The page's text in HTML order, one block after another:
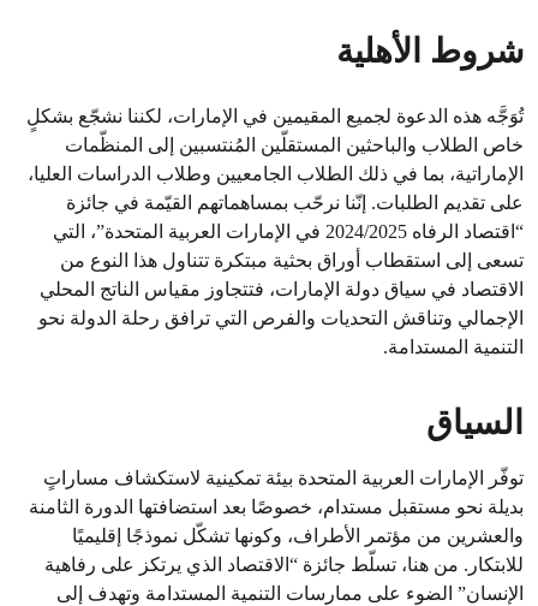
شروط الأهلية
تُوَجَّه هذه الدعوة لجميع المقيمين في الإمارات، لكننا نشجّع بشكلٍ
خاص الطلاب والباحثين المستقلّين المُنتسبين إلى المنظّمات
الإماراتية، بما في ذلك الطلاب الجامعيين وطلاب الدراسات العليا،
على تقديم الطلبات. إنّنا نرحّب بمساهماتهم القيّمة في جائزة
“اقتصاد الرفاه 2024/2025 في الإمارات العربية المتحدة”، التي
تسعى إلى استقطاب أوراق بحثية مبتكرة تتناول هذا النوع من
الاقتصاد في سياق دولة الإمارات، فتتجاوز مقياس الناتج المحلي
الإجمالي وتناقش التحديات والفرص التي ترافق رحلة الدولة نحو
التنمية المستدامة.
السياق
توفّر الإمارات العربية المتحدة بيئة تمكينية لاستكشاف مساراتٍ
بديلة نحو مستقبل مستدام، خصوصًا بعد استضافتها الدورة الثامنة
والعشرين من مؤتمر الأطراف، وكونها تشكّل نموذجًا إقليميًا
للابتكار. من هنا، تسلّط جائزة “الاقتصاد الذي يرتكز على رفاهية
الإنسان” الضوء على ممارسات التنمية المستدامة وتهدف إلى